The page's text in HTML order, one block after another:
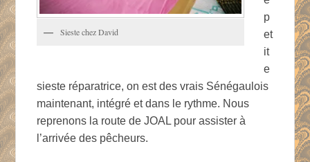
Sieste chez David
p
et
it
e
sieste réparatrice, on est des vrais Sénégaulois
maintenant, intégré et dans le rythme. Nous
reprenons la route de JOAL pour assister à
l’arrivée des pêcheurs.